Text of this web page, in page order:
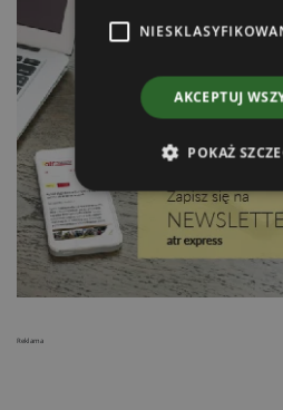
Reklama
AKCEPTUJ
POKAŻ